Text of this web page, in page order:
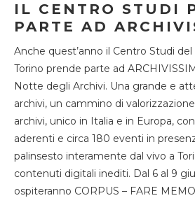
IL CENTRO STUDI
PARTE AD
Anche quest’anno il Centro Studi del
Torino prende parte ad
Notte degli Archivi. Una grande e
archivi, un cammino di
archivi, unico in Italia e in Europa,
aderenti e circa 180 eventi in
palinsesto interamente dal vivo a
contenuti digitali inediti. Dal 6 al 9
ospiteranno CORPUS – FARE